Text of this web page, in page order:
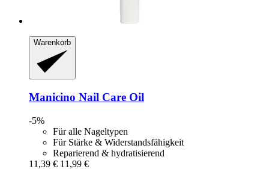
Warenkorb
Manicino Nail Care Oil
-5%
Für alle Nageltypen
Für Stärke & Widerstandsfähigkeit
Reparierend & hydratisierend
11,39 € 11,99 €